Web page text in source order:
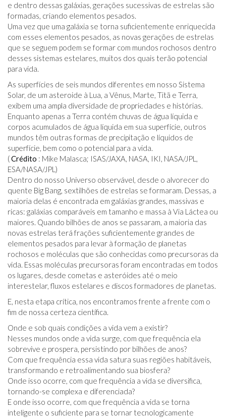
e dentro dessas galáxias, gerações sucessivas de estrelas são
formadas, criando elementos pesados.
Uma vez que uma galáxia se torna suficientemente enriquecida
com esses elementos pesados, as novas gerações de estrelas
que se seguem podem se formar com mundos rochosos dentro
desses sistemas estelares, muitos dos quais terão potencial
para vida.
As superfícies de seis mundos diferentes em nosso Sistema
Solar, de um asteroide à Lua, a Vênus, Marte, Titã e Terra,
exibem uma ampla diversidade de propriedades e histórias.
Enquanto apenas a Terra contém chuvas de água líquida e
corpos acumulados de água líquida em sua superfície, outros
mundos têm outras formas de precipitação e líquidos de
superfície, bem como o potencial para a vida.
(Crédito : Mike Malasca; ISAS/JAXA, NASA, IKI, NASA/JPL,
ESA/NASA/JPL)
Dentro do nosso Universo observável, desde o alvorecer do
quente Big Bang, sextilhões de estrelas se formaram. Dessas, a
maioria delas é encontrada em galáxias grandes, massivas e
ricas: galáxias comparáveis ​​em tamanho e massa à Via Láctea ou
maiores. Quando bilhões de anos se passaram, a maioria das
novas estrelas terá frações suficientemente grandes de
elementos pesados ​​para levar à formação de planetas
rochosos e moléculas que são conhecidas como precursoras da
vida. Essas moléculas precursoras foram encontradas em todos
os lugares, desde cometas e asteróides até o meio
interestelar, fluxos estelares e discos formadores de planetas.
E, nesta etapa crítica, nos encontramos frente a frente com o
fim de nossa certeza científica.
Onde e sob quais condições a vida vem a existir?
Nesses mundos onde a vida surge, com que frequência ela
sobrevive e prospera, persistindo por bilhões de anos?
Com que frequência essa vida satura suas regiões habitáveis,
transformando e retroalimentando sua biosfera?
Onde isso ocorre, com que frequência a vida se diversifica,
tornando-se complexa e diferenciada?
E onde isso ocorre, com que frequência a vida se torna
inteligente o suficiente para se tornar tecnologicamente